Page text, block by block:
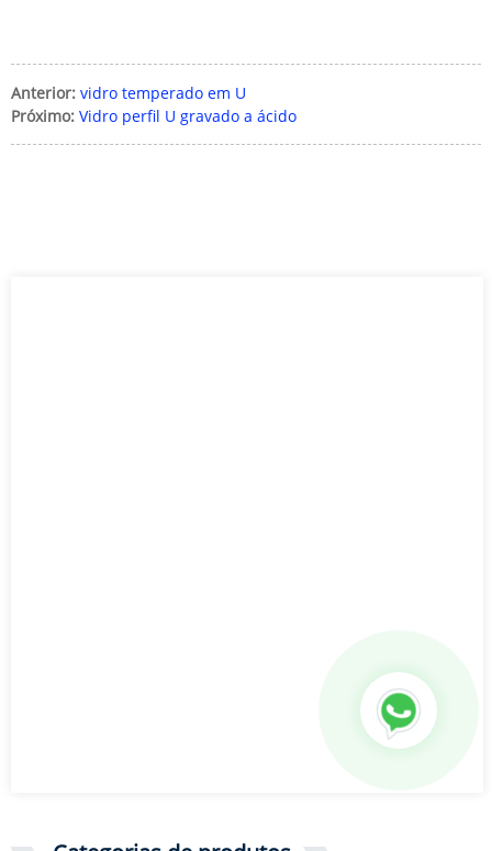
Anterior: vidro temperado em U
Próximo: Vidro perfil U gravado a ácido